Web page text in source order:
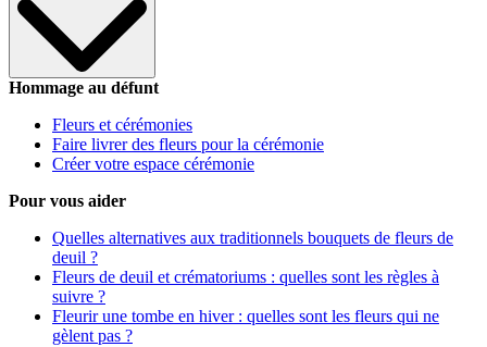
Hommage au défunt
Fleurs et cérémonies
Faire livrer des fleurs pour la cérémonie
Créer votre espace cérémonie
Pour vous aider
Quelles alternatives aux traditionnels bouquets de fleurs de
deuil ?
Fleurs de deuil et crématoriums : quelles sont les règles à
suivre ?
Fleurir une tombe en hiver : quelles sont les fleurs qui ne
gèlent pas ?